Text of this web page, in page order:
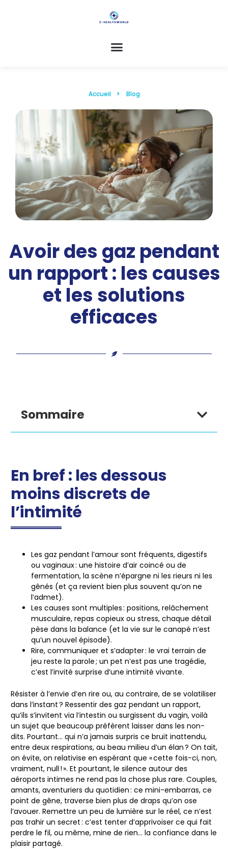
Accueil Blog
Avoir des gaz pendant
un rapport : les causes
et les solutions
efficaces
Sommaire
En bref : les dessous
moins discrets de
l’intimité
Les gaz pendant l’amour sont fréquents, digestifs
ou vaginaux: une histoire d’air coincé ou de
fermentation, la scène n’épargne ni les rieurs ni les
gênés (et ça revient bien plus souvent qu’on ne
l’admet).
Les causes sont multiples: positions, relâchement
musculaire, repas copieux ou stress, chaque détail
pèse dans la balance (et la vie sur le canapé n’est
qu’un nouvel épisode).
Rire, communiquer et s’adapter: le vrai terrain de
jeu reste la parole ; un pet n’est pas une tragédie,
c’est l’invité surprise d’une intimité vivante.
Résister à l’envie d’en rire ou, au contraire, de se volatiliser
dans l’instant ? Ressentir des gaz pendant un rapport,
qu’ils s’invitent via l’intestin ou surgissent du vagin, voilà
un sujet que beaucoup préfèrent laisser dans les non-
dits. Pourtant… qui n’a jamais surpris ce bruit inattendu,
entre deux respirations, au beau milieu d’un élan ? On tait,
on évite, on relativise en espérant que « cette fois-ci, non,
vraiment, null ! ». Et pourtant, le silence autour des
aéroports intimes ne rend pas la chose plus rare. Couples,
amants, aventuriers du quotidien : ce mini-embarras, ce
point de gêne, traverse bien plus de draps qu’on ose
l’avouer. Remettre un peu de lumière sur le réel, ce n’est
pas trahir un secret : c’est tenter d’apprivoiser ce qui fait
perdre le fil, ou même, mine de rien… la confiance dans le
plaisir partagé.